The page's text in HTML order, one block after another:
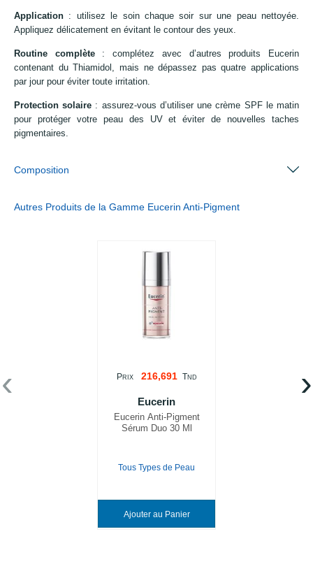
Application : utilisez le soin chaque soir sur une peau nettoyée.
Appliquez délicatement en évitant le contour des yeux.
Routine complète: complétez avec d’autres produits Eucerin
contenant du Thiamidol, mais ne dépassez pas quatre applications
par jour pour éviter toute irritation.
Protection solaire : assurez-vous d’utiliser une crème SPF le matin
pour protéger votre peau des UV et éviter de nouvelles taches
pigmentaires.
Composition
Autres Produits de la Gamme Eucerin Anti-Pigment
PRIX 216,691 TND
Eucerin
Eucerin Anti-Pigment
Sérum Duo 30 Ml
Tous Types de Peau
Ajouter au Panier
‹ ›